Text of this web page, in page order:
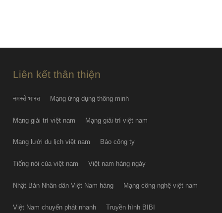
Liên kết thân thiện
नमस्ते भारत Mạng ứng dụng thông minh
Mạng giải trí việt nam Mạng giải trí việt nam
Mạng lưới du lịch việt nam Báo công ty
Tiếng nói của việt nam Việt nam hàng ngày
Nhật Bản Nhân dân Việt Nam hàng Mạng công nghệ việt nam
Việt Nam chuyển phát nhanh Truyền hình BIBI